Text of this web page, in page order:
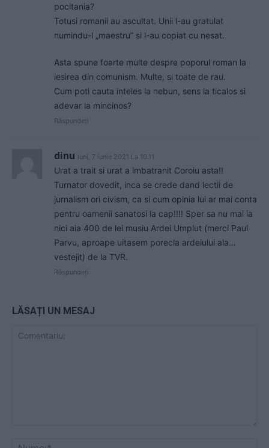
pocitania?
Totusi romanii au ascultat. Unii l-au gratulat
numindu-l „maestru” si l-au copiat cu nesat.
Asta spune foarte multe despre poporul roman la
iesirea din comunism. Multe, si toate de rau.
Cum poti cauta inteles la nebun, sens la ticalos si
adevar la mincinos?
Răspundeți
dinu luni, 7 iunie 2021 La 10.11
Urat a trait si urat a imbatranit Coroiu asta!!
Turnator dovedit, inca se crede dand lectii de
jurnalism ori civism, ca si cum opinia lui ar mai conta
pentru oamenii sanatosi la cap!!!! Sper sa nu mai ia
nici aia 400 de lei musiu Ardei Umplut (merci Paul
Parvu, aproape uitasem porecla ardeiului ala…
vestejit) de la TVR.
Răspundeți
LĂSAȚI UN MESAJ